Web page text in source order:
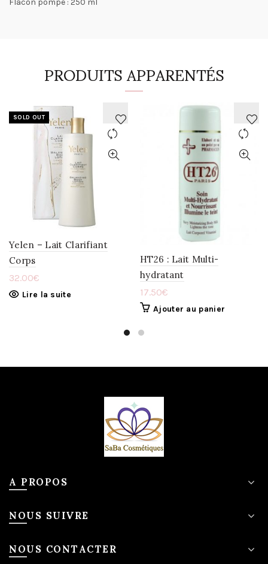
Flacon pompe : 250 ml
PRODUITS APPARENTÉS
SOLD OUT
Yelen – Lait Clarifiant
Corps
32.00€
Lire la suite
HT26 : Lait Multi-
hydratant
17.50€
Ajouter au panier
A PROPOS
NOUS SUIVRE
NOUS CONTACTER